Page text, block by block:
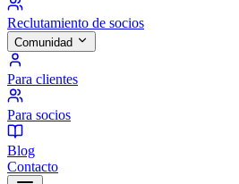
Reclutamiento de socios
Comunidad
Para clientes
Para socios
Blog
Contacto